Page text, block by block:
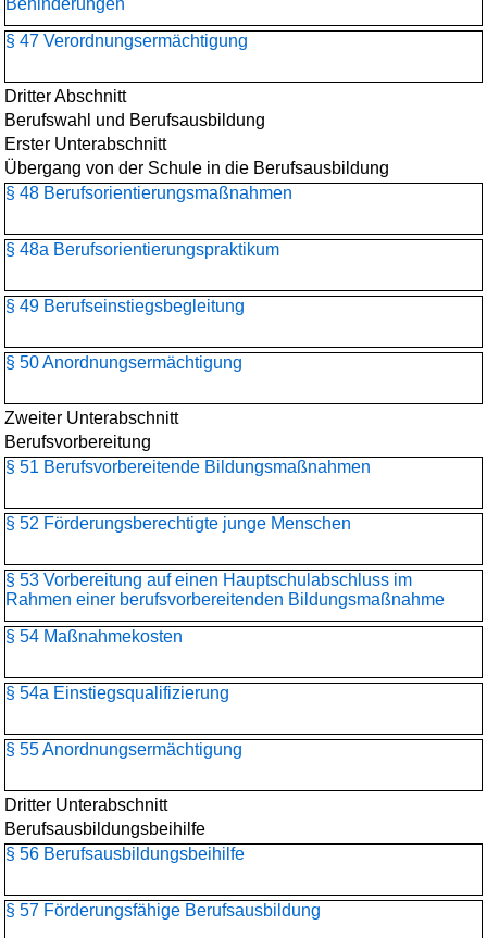
Behinderungen
§ 47 Verordnungsermächtigung
Dritter Abschnitt
Berufswahl und Berufsausbildung
Erster Unterabschnitt
Übergang von der Schule in die Berufsausbildung
§ 48 Berufsorientierungs­maßnahmen
§ 48a Berufsorientierungspraktikum
§ 49 Berufseinstiegsbegleitung
§ 50 Anordnungsermächtigung
Zweiter Unterabschnitt
Berufsvorbereitung
§ 51 Berufsvorbereitende Bildungsmaßnahmen
§ 52 Förderungsberechtigte junge Menschen
§ 53 Vorbereitung auf einen Hauptschulabschluss im
Rahmen einer berufsvorbereitenden Bildungsmaßnahme
§ 54 Maßnahmekosten
§ 54a Einstiegsqualifizierung
§ 55 Anordnungsermächtigung
Dritter Unterabschnitt
Berufsausbildungsbeihilfe
§ 56 Berufsausbildungsbeihilfe
§ 57 Förderungsfähige Berufsausbildung